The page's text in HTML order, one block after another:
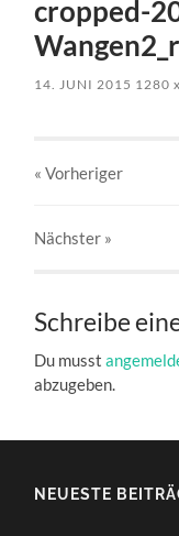
cropped-
14. JUNI 2015 1280x
« Vorheriger
Nächster »
Schreibe
Du musst
abzugeben.
NEUESTE